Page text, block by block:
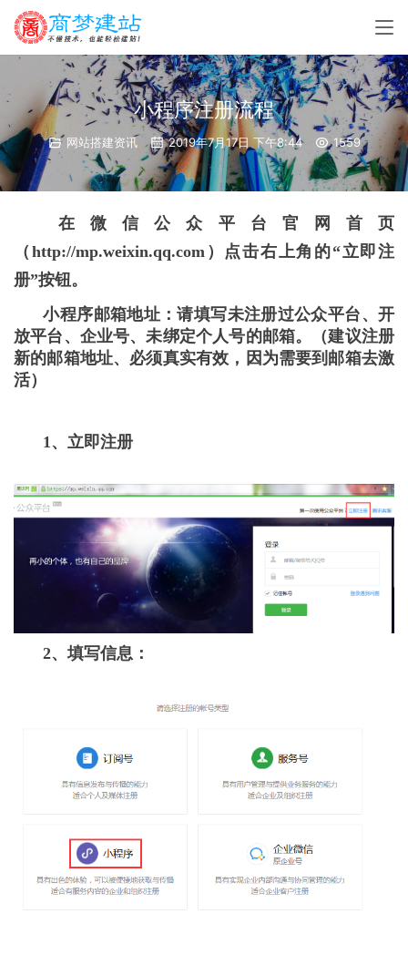
小程序注册流程
网站搭建资讯 2019年7月17日 下午8:44 1559
在微信公众平台官网首页
（ http://mp.weixin.qq.com）点击右上角的“立即注
册”按钮。
小程序邮箱地址：请填写未注册过公众平台、开
放平台、企业号、未绑定个人号的邮箱。（建议注册
新的邮箱地址、必须真实有效，因为需要到邮箱去激
活）
1、立即注册
2、填写信息：